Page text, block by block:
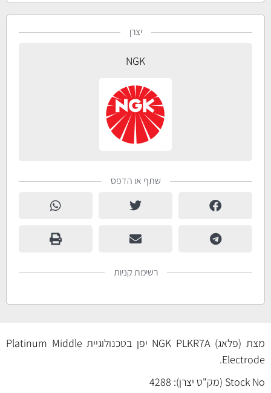
יצרן
NGK
שתף או הדפס
רשימת קניות
מצת (פלאג) NGK PLKR7A יפן בטכנולוגיית Platinum Middle
Electrode.
Stock No (מק"ט יצרן): 4288